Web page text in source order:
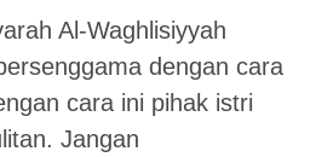
Al-Waghlisiyyah
dengan cara
cara ini pihak istri
Jangan